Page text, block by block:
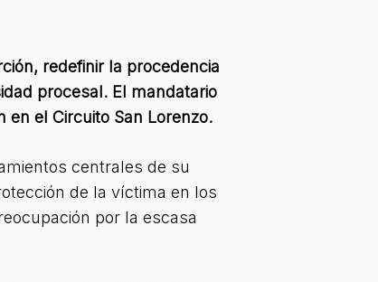
redefinir la procedencia
procesal. El mandatario
el Circuito San Lorenzo.
centrales de su
de la víctima en los
por la escasa